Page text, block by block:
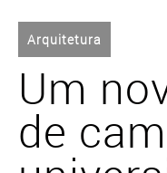
Arquitetura
Um
de